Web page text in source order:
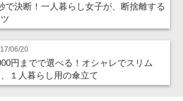
で決断！一人暮らし女子が、断捨離する
06/20
円までで選べる！オシャレでスリム
１人暮らし用の傘立て